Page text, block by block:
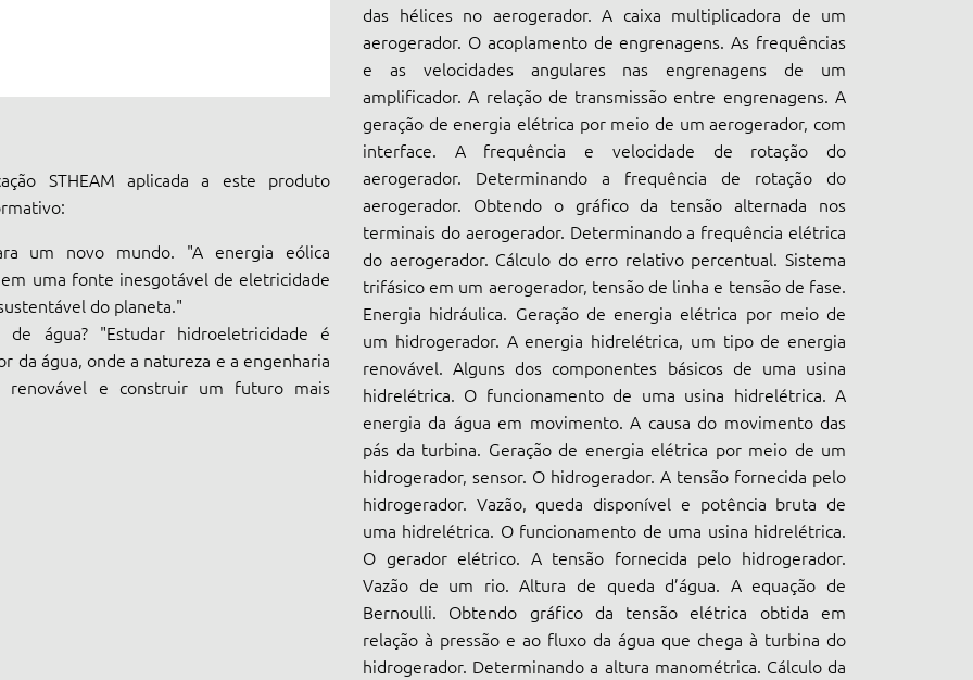
STHEAM aplicada a este produto
um novo mundo. "A energia eólica
uma fonte inesgotável de eletricidade
do planeta."
água? "Estudar hidroeletricidade é
da água, onde a natureza e a engenharia
renovável e construir um futuro mais
das hélices no aerogerador. A caixa multiplicadora de um
aerogerador. O acoplamento de engrenagens. As frequências
e as velocidades angulares nas engrenagens de um
amplificador. A relação de transmissão entre engrenagens. A
geração de energia elétrica por meio de um aerogerador, com
interface. A frequência e velocidade de rotação do
aerogerador. Determinando a frequência de rotação do
aerogerador. Obtendo o gráfico da tensão alternada nos
terminais do aerogerador. Determinando a frequência elétrica
do aerogerador. Cálculo do erro relativo percentual. Sistema
trifásico em um aerogerador, tensão de linha e tensão de fase.
Energia hidráulica. Geração de energia elétrica por meio de
um hidrogerador. A energia hidrelétrica, um tipo de energia
renovável. Alguns dos componentes básicos de uma usina
hidrelétrica. O funcionamento de uma usina hidrelétrica. A
energia da água em movimento. A causa do movimento das
pás da turbina. Geração de energia elétrica por meio de um
hidrogerador, sensor. O hidrogerador. A tensão fornecida pelo
hidrogerador. Vazão, queda disponível e potência bruta de
uma hidrelétrica. O funcionamento de uma usina hidrelétrica.
O gerador elétrico. A tensão fornecida pelo hidrogerador.
Vazão de um rio. Altura de queda d’água. A equação de
Bernoulli. Obtendo gráfico da tensão elétrica obtida em
relação à pressão e ao fluxo da água que chega à turbina do
hidrogerador. Determinando a altura manométrica. Cálculo da